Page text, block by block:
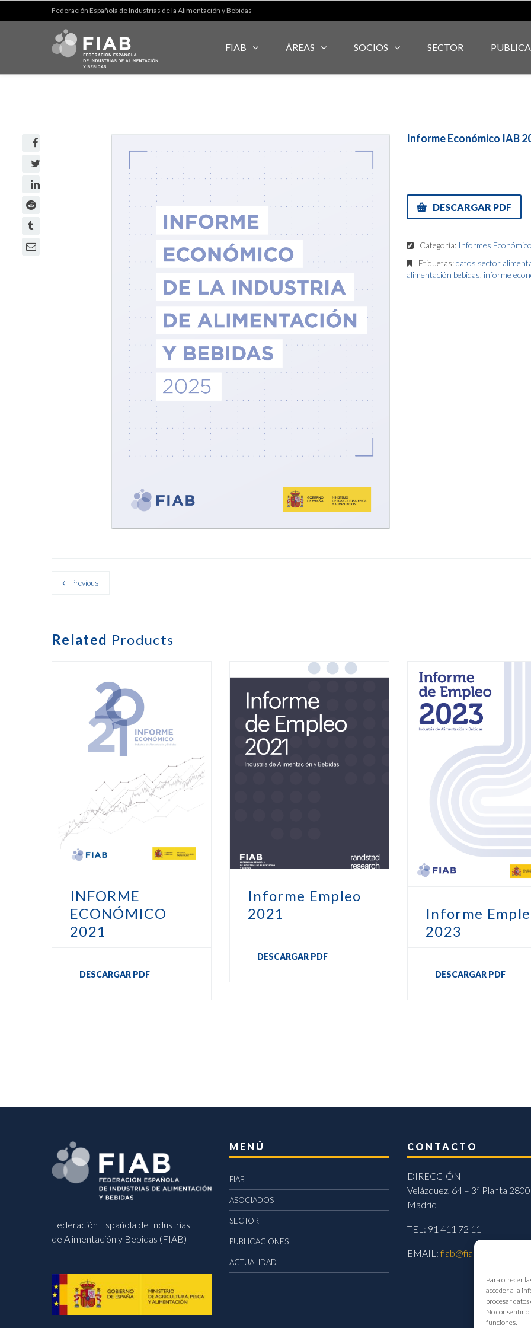
Para ofrecer
acceder a la
procesar
No consentir
funciones.
Federación Española de Industrias de la Alimentación y Bebidas
FIAB ÁREAS SOCIOS SECTOR
Informe Económico IAB
DESCARGAR PDF
Categoría: Informes
Etiquetas:datos sector
alimentación bebidas informe
Previous
Related Products
INFORME
ECONÓMICO
2021
DESCARGAR PDF
Informe Empleo
2021
DESCARGAR PDF
Informe
2023
DESCARGAR PDF
Federación Española de Industrias
de Alimentación y Bebidas (FIAB)
MENÚ
FIAB
ASOCIADOS
SECTOR
PUBLICACIONES
ACTUALIDAD
CONTACTO
DIRECCIÓN
Velázquez, 64 – 3ª Planta
Madrid
TEL: 91 411 72 11
EMAIL:fiab@fiab.es